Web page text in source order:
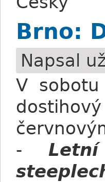
Brno:
Napsal
V
-